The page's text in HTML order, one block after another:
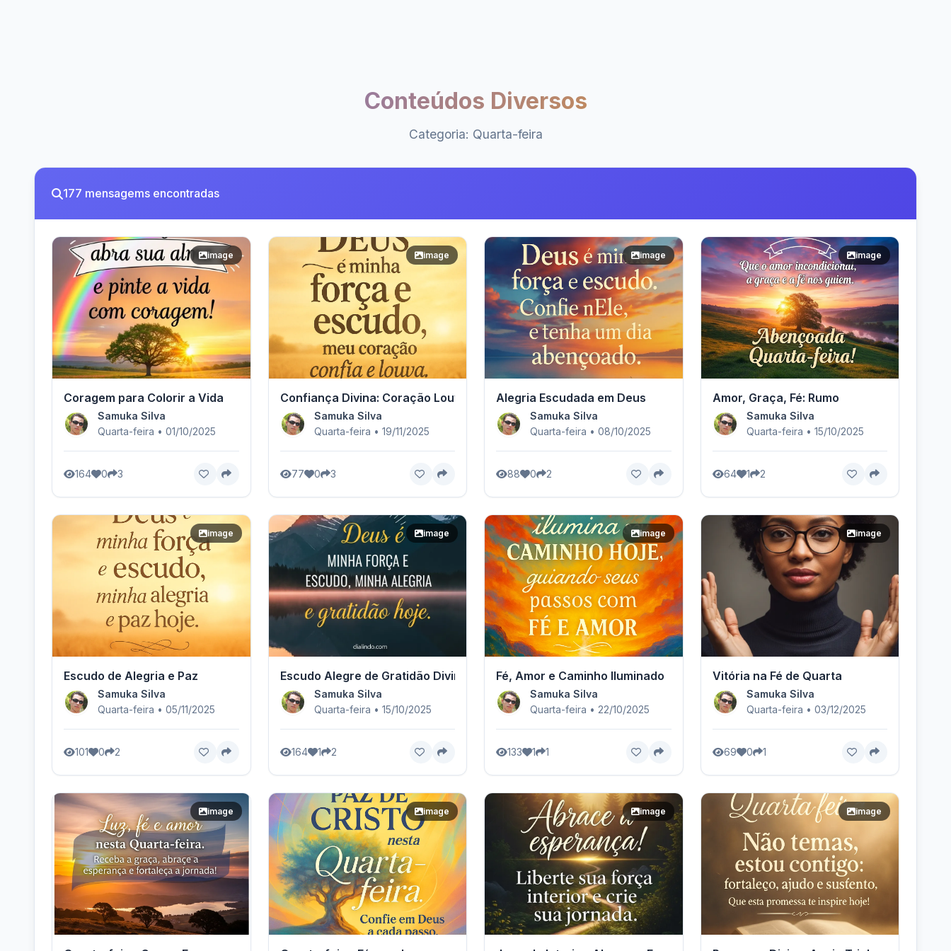
Conteúdos Diversos
Categoria: Quarta-feira
177 mensagems encontradas
image
Coragem para Colorir a Vida
Samuka Silva
Quarta-feira • 01/10/2025
164 0 3
image
Confiança Divina: Coração Louvando
Samuka Silva
Quarta-feira • 19/11/2025
77 0 3
image
Alegria Escudada em Deus
Samuka Silva
Quarta-feira • 08/10/2025
88 0 2
image
Amor, Graça, Fé: Rumo
Samuka Silva
Quarta-feira • 15/10/2025
64 1 2
image
Escudo de Alegria e Paz
Samuka Silva
Quarta-feira • 05/11/2025
101 0 2
image
Escudo Alegre de Gratidão Divina
Samuka Silva
Quarta-feira • 15/10/2025
164 1 2
image
Fé, Amor e Caminho Iluminado
Samuka Silva
Quarta-feira • 22/10/2025
133 1 1
image
Vitória na Fé de Quarta
Samuka Silva
Quarta-feira • 03/12/2025
69 0 1
image image image image